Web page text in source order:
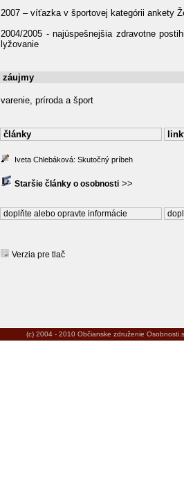
2007 – víťazka v športovej kategórii ankety
2004/2005 - najúspešnejšia zdravotne
lyžovanie
záujmy
varenie, príroda a šport
články
Iveta Chlebáková: Skutočný príbeh
Staršie články o osobnosti >>
doplňte alebo opravte informácie
Verzia pre tlač
(c) 2004 - 2010 Občianske združenie